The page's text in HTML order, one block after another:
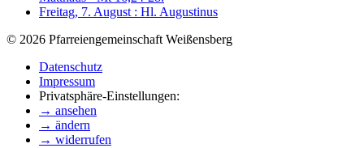
Freitag, 7. August : Hl. Augustinus
© 2026 Pfarreiengemeinschaft Weißensberg
Datenschutz
Impressum
Privatsphäre-Einstellungen:
→ ansehen
→ ändern
→ widerrufen